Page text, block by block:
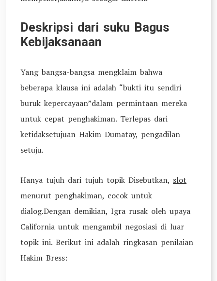
Deskripsi dari suku Bagus
Kebijaksanaan
Yang bangsa-bangsa mengklaim bahwa
beberapa klausa ini adalah “bukti itu sendiri
buruk kepercayaan”dalam permintaan mereka
untuk cepat penghakiman. Terlepas dari
ketidaksetujuan Hakim Dumatay, pengadilan
setuju.
Hanya tujuh dari tujuh topik Disebutkan, slot
menurut penghakiman, cocok untuk
dialog.Dengan demikian, Igra rusak oleh upaya
California untuk mengambil negosiasi di luar
topik ini. Berikut ini adalah ringkasan penilaian
Hakim Bress: